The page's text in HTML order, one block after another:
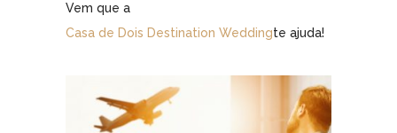
Vem que a
Casa de Dois Destination Weddingte ajuda!